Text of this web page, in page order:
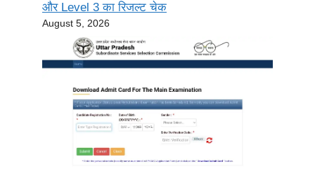
और Level 3 का रिजल्ट चेक
August 5, 2026